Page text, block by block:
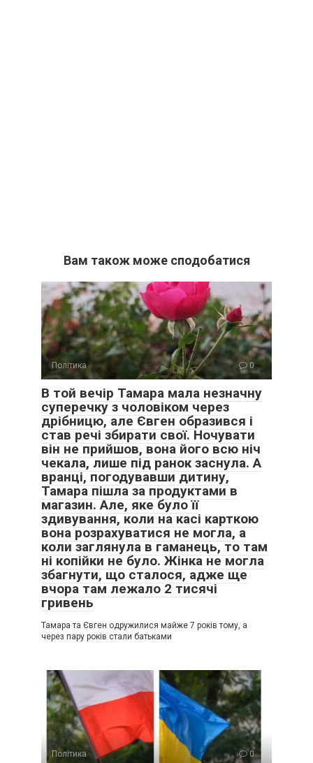
Вам також може сподобатися
Політика 0
В той вечір Тамара мала незначну
суперечку з чоловіком через
дрібницю, але Євген образився і
став речі збирати свої. Ночувати
він не прийшов, вона його всю ніч
чекала, лише під ранок заснула. А
вранці, погодувавши дитину,
Тамара пішла за продуктами в
магазин. Але, яке було її
здивування, коли на касі карткою
вона розрахуватися не могла, а
коли заглянула в гаманець, то там
ні копійки не було. Жінка не могла
збагнути, що сталося, адже ще
вчора там лежало 2 тисячі
гривень
Тамара та Євген одружилися майже 7 років тому, а
через пару років стали батьками
Політика 0